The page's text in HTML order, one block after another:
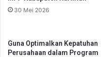
a
a
s
a
R
a
30 Mei 2026
Guna Optimalkan Kepatuhan
Perusahaan dalam Program